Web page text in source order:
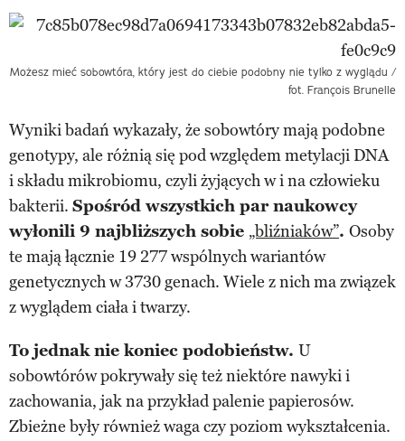
Możesz mieć sobowtóra, który jest do ciebie podobny nie tylko z wyglądu /
fot. François Brunelle
Wyniki badań wykazały, że sobowtóry mają podobne
genotypy, ale różnią się pod względem metylacji DNA
i składu mikrobiomu, czyli żyjących w i na człowieku
bakterii. Spośród wszystkich par naukowcy
wyłonili 9 najbliższych sobie „bliźniaków”. Osoby
te mają łącznie 19 277 wspólnych wariantów
genetycznych w 3730 genach. Wiele z nich ma związek
z wyglądem ciała i twarzy.
To jednak nie koniec podobieństw. U
sobowtórów pokrywały się też niektóre nawyki i
zachowania, jak na przykład palenie papierosów.
Zbieżne były również waga czy poziom wykształcenia.